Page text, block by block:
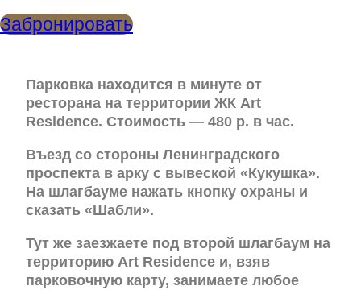
Забронировать
Парковка находится в минуте от
ресторана на территории ЖК Art
Residence. Стоимость — 480 р. в час.
Въезд со стороны Ленинградского
проспекта в арку с вывеской «Кукушка».
На шлагбауме нажать кнопку охраны и
сказать «Шабли».
Тут же заезжаете под второй шлагбаум на
территорию Art Residence и, взяв
парковочную карту, занимаете любое